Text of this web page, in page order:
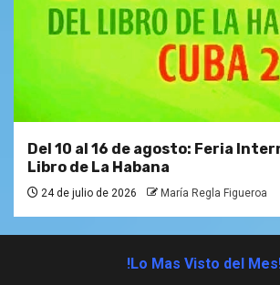
Del 10 al 16 de agosto: Feria
Libro de La Habana
24 de julio de 2026 María Regla Figueroa
!Lo Mas Visto del